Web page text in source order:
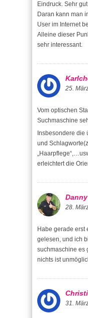
Eindruck. Sehr
Daran kann man
User im Internet
Alleine dieser
sehr interessant.
25.
Vom optischen
Suchmaschine
Insbesondere die
und
erleichtert die
Danny
28.
Habe gerade erst
gelesen, und ich
suchmaschine es
nichts ist
31.